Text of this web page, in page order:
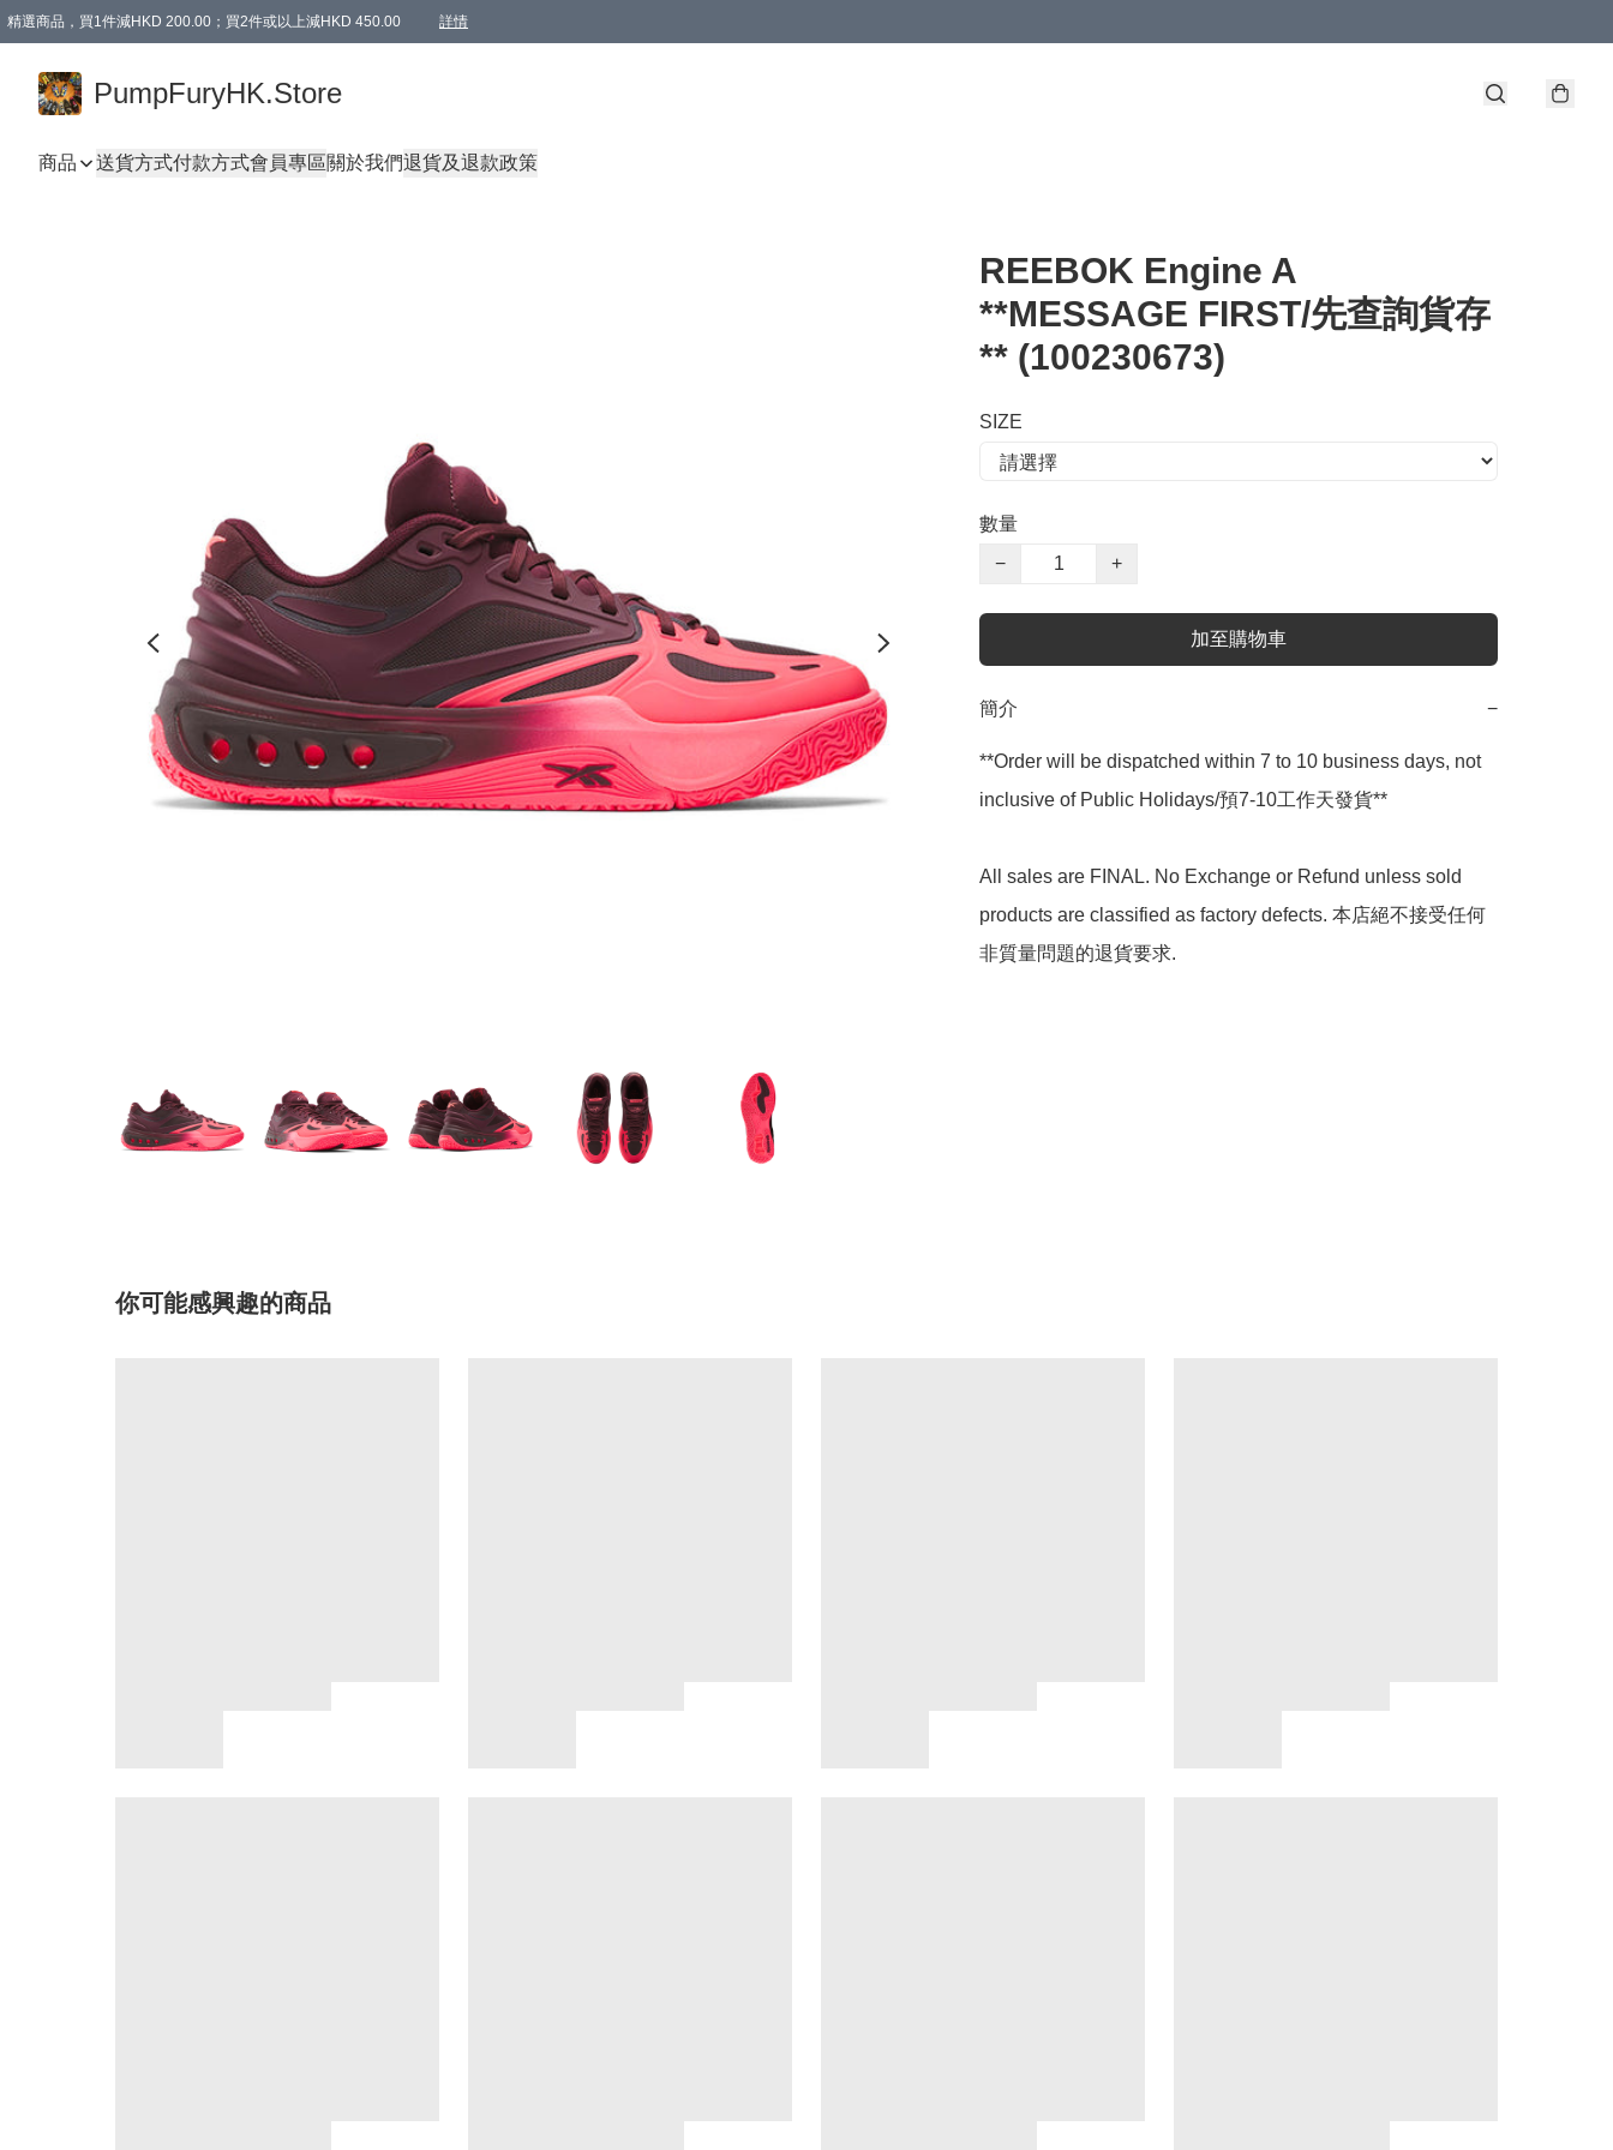
精選商品，買1件減HKD 200.00；買2件或以上減HKD 450.00 詳情
PumpFuryHK.Store
商品 送貨方式付款方式會員專區關於我們退貨及退款政策
REEBOK Engine A
**MESSAGE FIRST/先查詢貨存
** (100230673)
SIZE
數量
−
+
加至購物車
簡介 −
**Order will be dispatched within 7 to 10 business days, not
inclusive of Public Holidays/預7-10工作天發貨**
All sales are FINAL. No Exchange or Refund unless sold
products are classified as factory defects. 本店絕不接受任何
非質量問題的退貨要求.
你可能感興趣的商品